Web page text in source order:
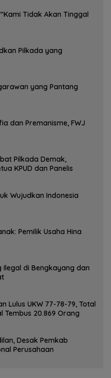
Tidak Akan Tinggal
Pilkada yang
yang Pantang
dan Premanisme, FWJ
Pilkada Demak,
KPUD dan Panelis
Wujudkan Indonesia
Pemilik Usaha Hina
Ilegal di Bengkayang dan
Lulus UKW 77-78-79, Total
Tembus 20.869 Orang
Desak Pemkab
Perusahaan